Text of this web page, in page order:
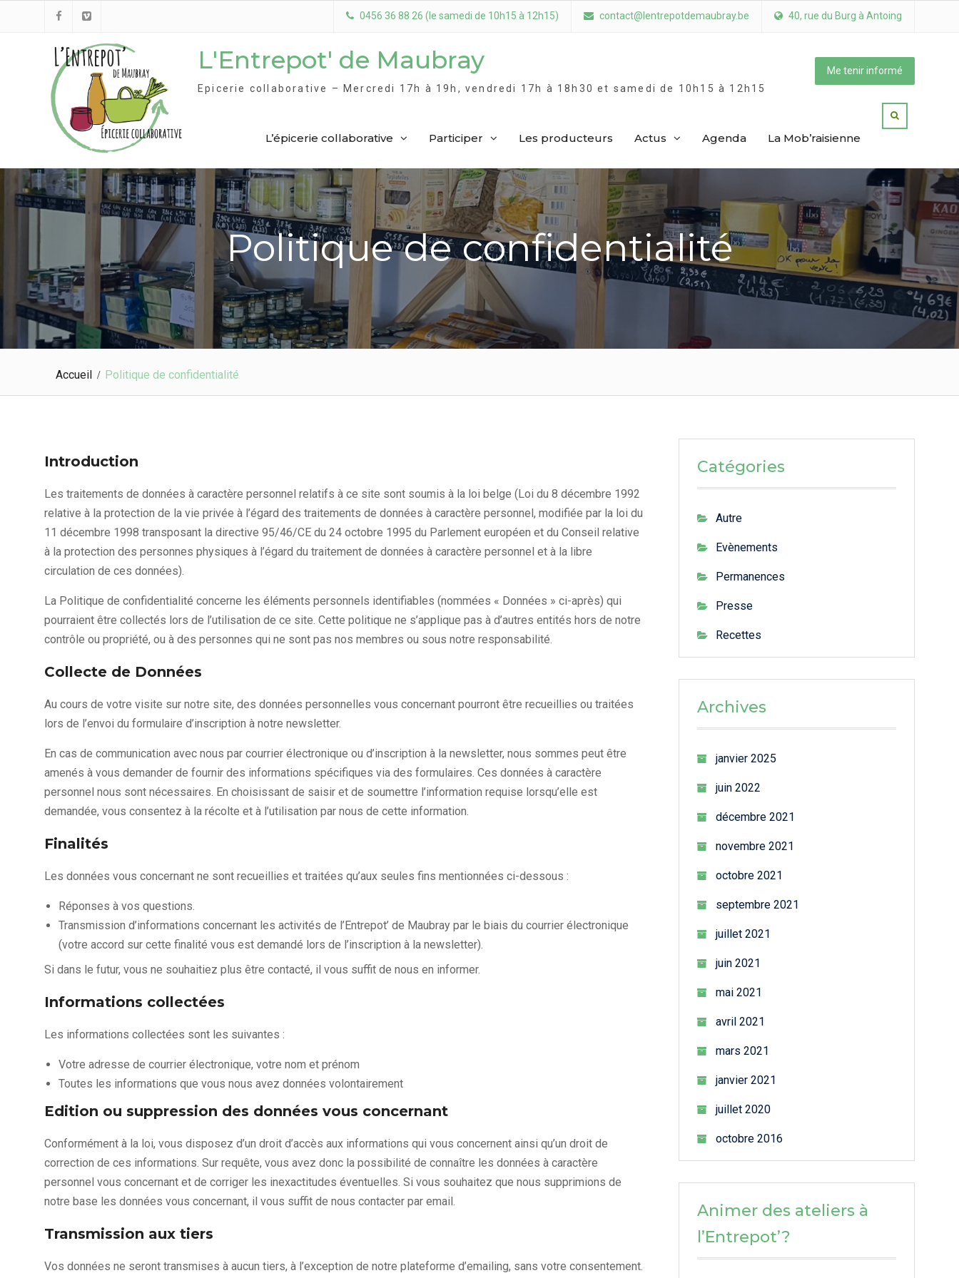
0456 36 88 26 (le samedi de 10h15 à 12h15) contact@lentrepotdemaubray.be 40, rue du Burg à Antoing
Me tenir informé
L'Entrepot' de Maubray
Epicerie collaborative – Mercredi 17h à 19h, vendredi 17h à 18h30 et samedi de 10h15 à 12h15
L’épicerie collaborative Participer Les producteurs Actus Agenda La Mob’raisienne
Politique de confidentialité
Accueil Politique de confidentialité
Introduction
Les traitements de données à caractère personnel relatifs à ce site sont soumis à la loi belge (Loi du 8 décembre 1992
relative à la protection de la vie privée à l’égard des traitements de données à caractère personnel, modifiée par la loi du
11 décembre 1998 transposant la directive 95/46/CE du 24 octobre 1995 du Parlement européen et du Conseil relative
à la protection des personnes physiques à l’égard du traitement de données à caractère personnel et à la libre
circulation de ces données).
La Politique de confidentialité concerne les éléments personnels identifiables (nommées « Données » ci-après) qui
pourraient être collectés lors de l’utilisation de ce site. Cette politique ne s’applique pas à d’autres entités hors de notre
contrôle ou propriété, ou à des personnes qui ne sont pas nos membres ou sous notre responsabilité.
Collecte de Données
Au cours de votre visite sur notre site, des données personnelles vous concernant pourront être recueillies ou traitées
lors de l’envoi du formulaire d’inscription à notre newsletter.
En cas de communication avec nous par courrier électronique ou d’inscription à la newsletter, nous sommes peut être
amenés à vous demander de fournir des informations spécifiques via des formulaires. Ces données à caractère
personnel nous sont nécessaires. En choisissant de saisir et de soumettre l’information requise lorsqu’elle est
demandée, vous consentez à la récolte et à l’utilisation par nous de cette information.
Finalités
Les données vous concernant ne sont recueillies et traitées qu’aux seules fins mentionnées ci-dessous :
Réponses à vos questions.
Transmission d’informations concernant les activités de l’Entrepot’ de Maubray par le biais du courrier électronique
(votre accord sur cette finalité vous est demandé lors de l’inscription à la newsletter).
Si dans le futur, vous ne souhaitiez plus être contacté, il vous suffit de nous en informer.
Informations collectées
Les informations collectées sont les suivantes :
Votre adresse de courrier électronique, votre nom et prénom
Toutes les informations que vous nous avez données volontairement
Edition ou suppression des données vous concernant
Conformément à la loi, vous disposez d’un droit d’accès aux informations qui vous concernent ainsi qu’un droit de
correction de ces informations. Sur requête, vous avez donc la possibilité de connaître les données à caractère
personnel vous concernant et de corriger les inexactitudes éventuelles. Si vous souhaitez que nous supprimions de
notre base les données vous concernant, il vous suffit de nous contacter par email.
Transmission aux tiers
Vos données ne seront transmises à aucun tiers, à l’exception de notre plateforme d’emailing, sans votre consentement.
Catégories
Autre
Evènements
Permanences
Presse
Recettes
Archives
janvier 2025
juin 2022
décembre 2021
novembre 2021
octobre 2021
septembre 2021
juillet 2021
juin 2021
mai 2021
avril 2021
mars 2021
janvier 2021
juillet 2020
octobre 2016
Animer des ateliers à
l’Entrepot’?